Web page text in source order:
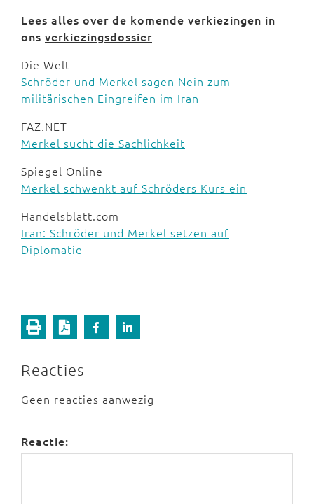
Lees alles over de komende verkiezingen in
ons verkiezingsdossier
Die Welt
Schröder und Merkel sagen Nein zum
militärischen Eingreifen im Iran
FAZ.NET
Merkel sucht die Sachlichkeit
Spiegel Online
Merkel schwenkt auf Schröders Kurs ein
Handelsblatt.com
Iran: Schröder und Merkel setzen auf
Diplomatie
Reacties
Geen reacties aanwezig
Reactie: